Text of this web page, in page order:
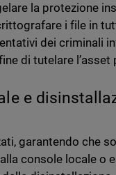
la protezione
i file in
dei criminali
di tutelare l’asset
e
garantendo che
console locale o